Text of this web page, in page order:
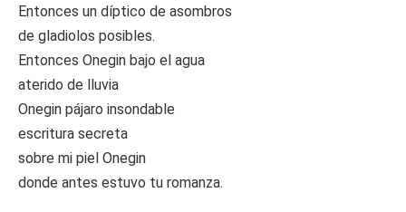
Entonces un díptico de asombros
de gladiolos posibles.
Entonces Onegin bajo el agua
aterido de lluvia
Onegin pájaro insondable
escritura secreta
sobre mi piel Onegin
donde antes estuvo tu romanza.